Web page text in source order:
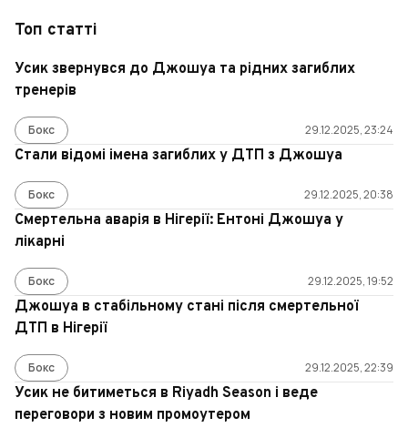
Топ статті
Усик звернувся до Джошуа та рідних загиблих
тренерів
Бокс 29.12.2025, 23:24
Стали відомі імена загиблих у ДТП з Джошуа
Бокс 29.12.2025, 20:38
Смертельна аварія в Нігерії: Ентоні Джошуа у
лікарні
Бокс 29.12.2025, 19:52
Джошуа в стабільному стані після смертельної
ДТП в Нігерії
Бокс 29.12.2025, 22:39
Усик не битиметься в Riyadh Season і веде
переговори з новим промоутером